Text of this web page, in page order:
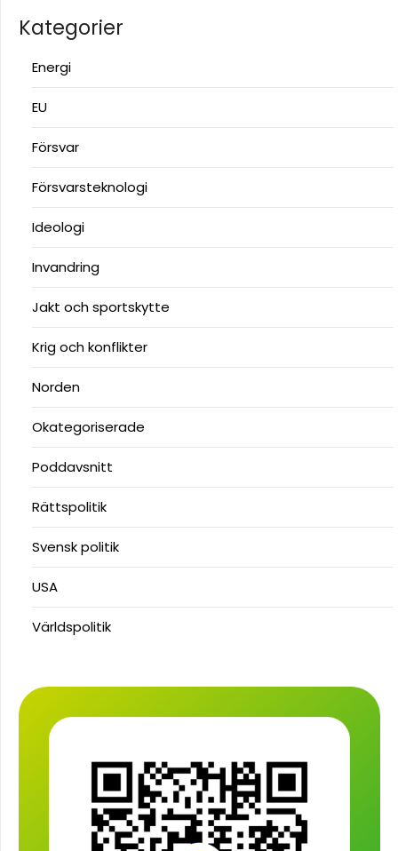
Kategorier
Energi
EU
Försvar
Försvarsteknologi
Ideologi
Invandring
Jakt och sportskytte
Krig och konflikter
Norden
Okategoriserade
Poddavsnitt
Rättspolitik
Svensk politik
USA
Världspolitik